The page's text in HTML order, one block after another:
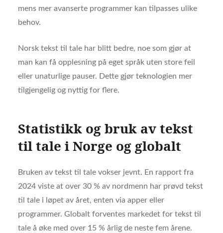
mens mer avanserte programmer kan tilpasses ulike
behov.
Norsk tekst til tale har blitt bedre, noe som gjør at
man kan få opplesning på eget språk uten store feil
eller unaturlige pauser. Dette gjør teknologien mer
tilgjengelig og nyttig for flere.
Statistikk og bruk av tekst
til tale i Norge og globalt
Bruken av tekst til tale vokser jevnt. En rapport fra
2024 viste at over 30 % av nordmenn har prøvd tekst
til tale i løpet av året, enten via apper eller
programmer. Globalt forventes markedet for tekst til
tale å øke med over 15 % årlig de neste fem årene.